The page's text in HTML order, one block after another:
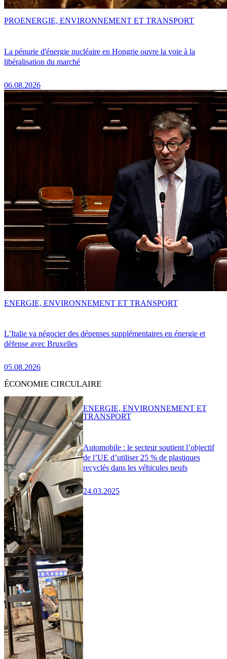
La pénurie d'énergie nucléaire en Hongrie ouvre la voie à la
libéralisation du marché
06.08.2026
PROENERGIE, ENVIRONNEMENT ET TRANSPORT
L’Italie va négocier des dépenses supplémentaires en énergie et
défense avec Bruxelles
05.08.2026
ENERGIE, ENVIRONNEMENT ET TRANSPORT
ÉCONOMIE CIRCULAIRE
Automobile : le secteur soutient l’objectif
de l’UE d’utiliser 25 % de plastiques
recyclés dans les véhicules neufs
24.03.2025
ENERGIE, ENVIRONNEMENT ET
TRANSPORT